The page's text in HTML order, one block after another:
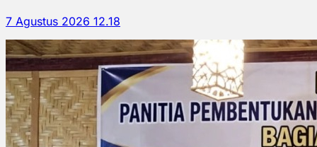
7 Agustus 2026 12.18